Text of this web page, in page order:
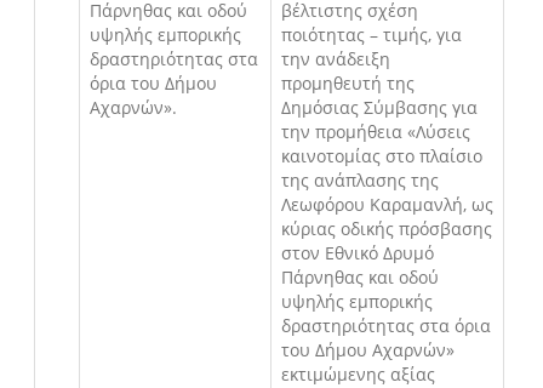
Πάρνηθας και οδού
υψηλής εμπορικής
δραστηριότητας στα
όρια του Δήμου
Αχαρνών».
βέλτιστης σχέση
ποιότητας – τιμής, για
την ανάδειξη
προμηθευτή της
Δημόσιας Σύμβασης για
την προμήθεια «Λύσεις
καινοτομίας στο πλαίσιο
της ανάπλασης της
Λεωφόρου Καραμανλή, ως
κύριας οδικής πρόσβασης
στον Εθνικό Δρυμό
Πάρνηθας και οδού
υψηλής εμπορικής
δραστηριότητας στα όρια
του Δήμου Αχαρνών»
εκτιμώμενης αξίας